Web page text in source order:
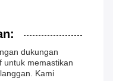
dukungan
untuk memastikan
Kami